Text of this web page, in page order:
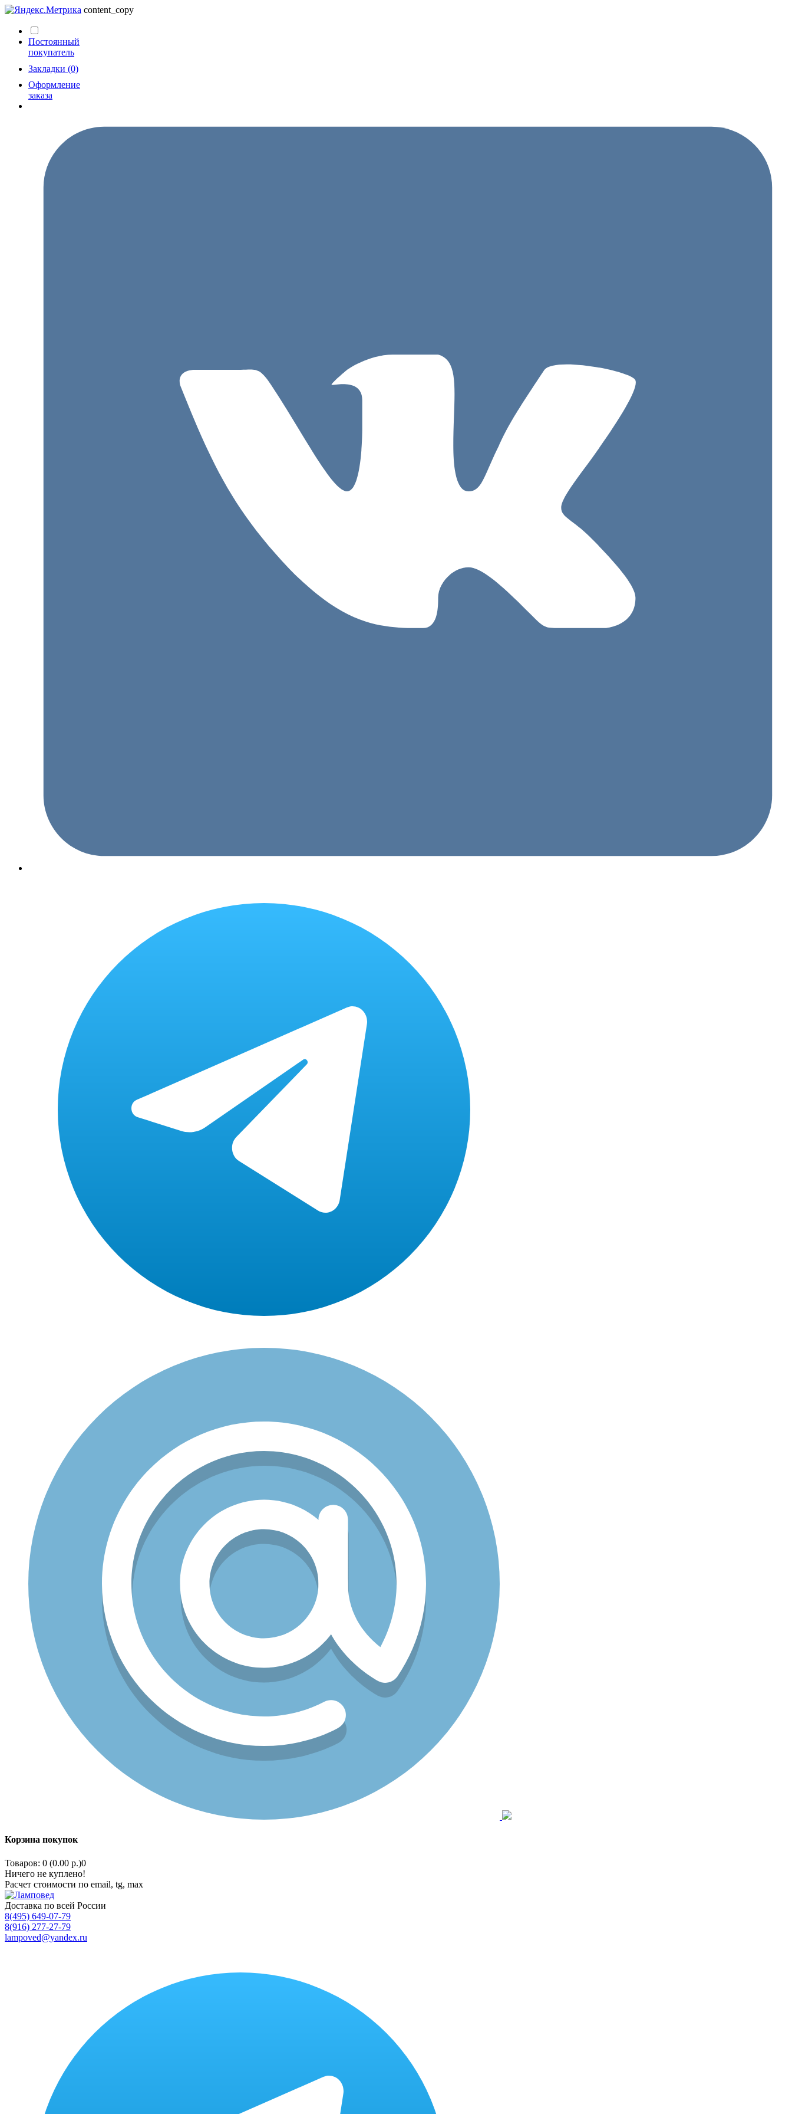
content_copy
Постоянный
покупатель
Закладки (0)
Оформление
заказа
Корзина покупок
Товаров: 0 (0.00 р.)0
Ничего не куплено!
Расчет стоимости по email, tg, max
Доставка по всей России
8(495) 649-07-79
8(916) 277-27-79
lampoved@yandex.ru